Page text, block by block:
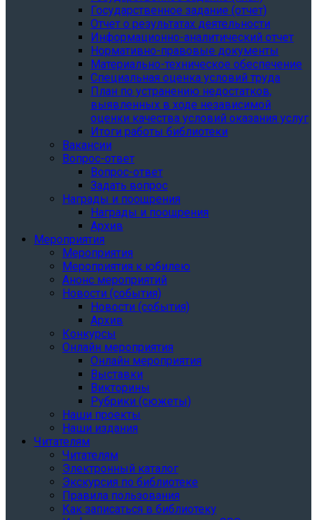
Государственное задание (отчет)
Отчет о результатах деятельности
Информационно-аналитический отчет
Нормативно-правовые документы
Материально-техническое обеспечение
Специальная оценка условий труда
План по устранению недостатков,
выявленных в ходе независимой
оценки качества условий оказания услуг
Итоги работы библиотеки
Вакансии
Вопрос-ответ
Вопрос-ответ
Задать вопрос
Награды и поощрения
Награды и поощрения
Архив
Мероприятия
Мероприятия
Мероприятия к юбилею
Анонс мероприятий
Новости (события)
Новости (события)
Архив
Конкурсы
Онлайн мероприятия
Онлайн мероприятия
Выставки
Викторины
Рубрики (сюжеты)
Наши проекты
Наши издания
Читателям
Читателям
Электронный каталог
Экскурсия по библиотеке
Правила пользования
Как записаться в библиотеку